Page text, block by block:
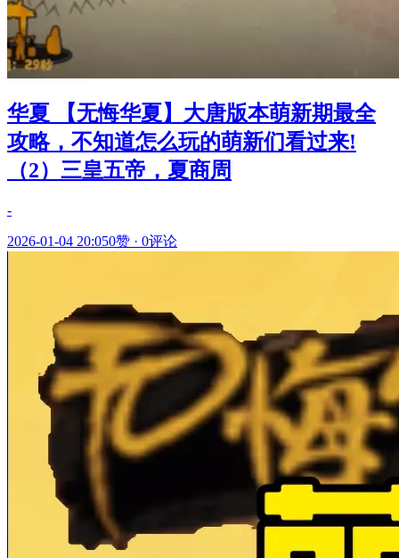
华夏 【无悔华夏】大唐版本萌新期最全
攻略，不知道怎么玩的萌新们看过来!
（2）三皇五帝，夏商周
-
2026-01-04 20:050赞 · 0评论